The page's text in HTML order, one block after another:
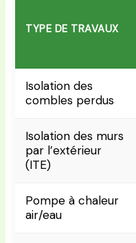
TYPE DE TRAVAUX
Isolation des
combles perdus
Isolation des murs
par l’extérieur
(ITE)
Pompe à chaleur
air/eau